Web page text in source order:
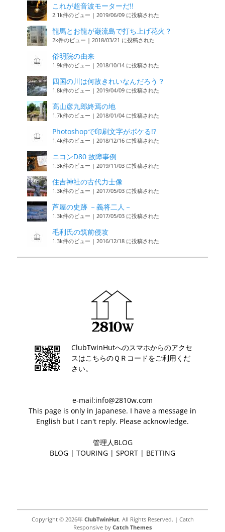
これが超音波モーターだ!!
2.1k件のビュー | 2019/06/09 に投稿された
龍馬とお龍が巌流島で打ち上げ花火？
2k件のビュー | 2018/03/21 に投稿された
俗明院の由来
1.9k件のビュー | 2018/10/14 に投稿された
四国の川は何故きれいなんだろう？
1.8k件のビュー | 2019/04/09 に投稿された
高山彦九郎終焉の地
1.7k件のビュー | 2018/01/04 に投稿された
Photoshopで印刷文字がボケる!?
1.4k件のビュー | 2018/12/16 に投稿された
ニコンD80 故障事例
1.3k件のビュー | 2019/11/03 に投稿された
住吉神社の古代力士像
1.3k件のビュー | 2017/05/03 に投稿された
芦屋の史跡 －義将二人－
1.3k件のビュー | 2017/05/03 に投稿された
毛利氏の筑前侵攻
1.3k件のビュー | 2016/12/18 に投稿された
ClubTwinHutへのスマホからのアクセ
スはこちらのＱＲコードをご利用くだ
さい。
e-mail:info@2810w.com
This page is only in Japanese. I have a message in
English but I can't reply. Please acknowledge.
管理人BLOG
BLOG | TOURING | SPORT | BETTING
Copyright © 2026年 ClubTwinHut. All Rights Reserved. | Catch
Responsive by Catch Themes